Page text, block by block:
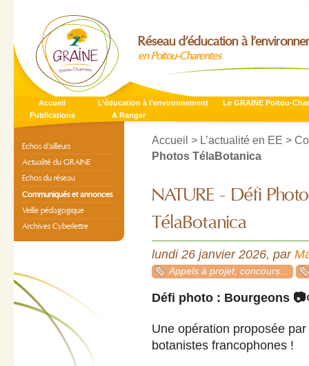
Réseau d’éducation à
en Poitou-Charentes
Accueil L’éducation à l’environnement
Le GRAINE Poitou-
Publications
A Ranger
Accueil > L’actualité en EE >
Photos TélaBotanica
NATURE - Défi
TélaBotanica
lundi 26 janvier 2026, par
Appels à projet, concours...
Défi photo : Bourgeons
Une opération proposée par
botanistes francophones !
Echos d’ailleurs
Actualité du GRAINE
Echos du réseau
Communiqués et annonces
Veille pédagogique
Archives Cyberlettre